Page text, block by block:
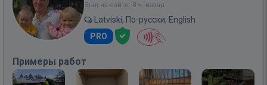
Был на сайте: 8 ч. назад
Latviski, По-русски, English
PRO
Примеры работ